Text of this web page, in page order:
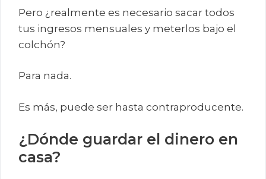
Pero ¿realmente es necesario sacar todos
tus ingresos mensuales y meterlos bajo el
colchón?
Para nada.
Es más, puede ser hasta contraproducente.
¿Dónde guardar el dinero en
casa?